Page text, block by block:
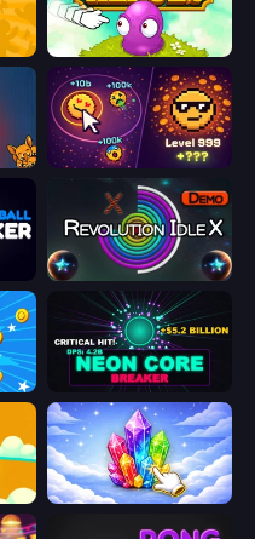
Clicker Heroes
Dominate All Shapes
Revolution Idle X
Neon Core Breaker
Land Explorers: Merge & Build Crystalia Idle Clicker